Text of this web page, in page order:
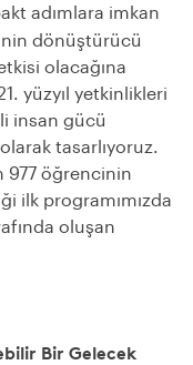
adımlara imkan
dönüştürücü
olacağına
yüzyıl yetkinlikleri
insan gücü
tasarlıyoruz.
öğrencinin
ilk programımızda
oluşan
Bir Gelecek